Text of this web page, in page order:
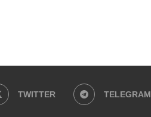
TWITTER TELEGRAM